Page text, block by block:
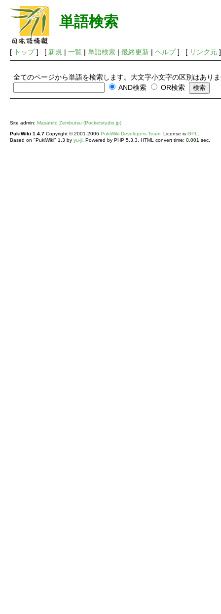
単語検索
[ トップ] [ 新規 | 一覧 | 単語検索| 最終更新| ヘルプ] [ リンク元]
全てのページから単語を検索します。大文字小文字の区別はあり
AND検索
OR検索
Site admin: Masahito Zembutsu (Pocketstudio.jp)
PukiWiki 1.4.7Copyright © 2001-2006 PukiWiki Developers Team. License is GPL
Based on "PukiWiki" 1.3 by yu-ji. Powered by PHP 5.3.3. HTML convert time: 0.001 sec.